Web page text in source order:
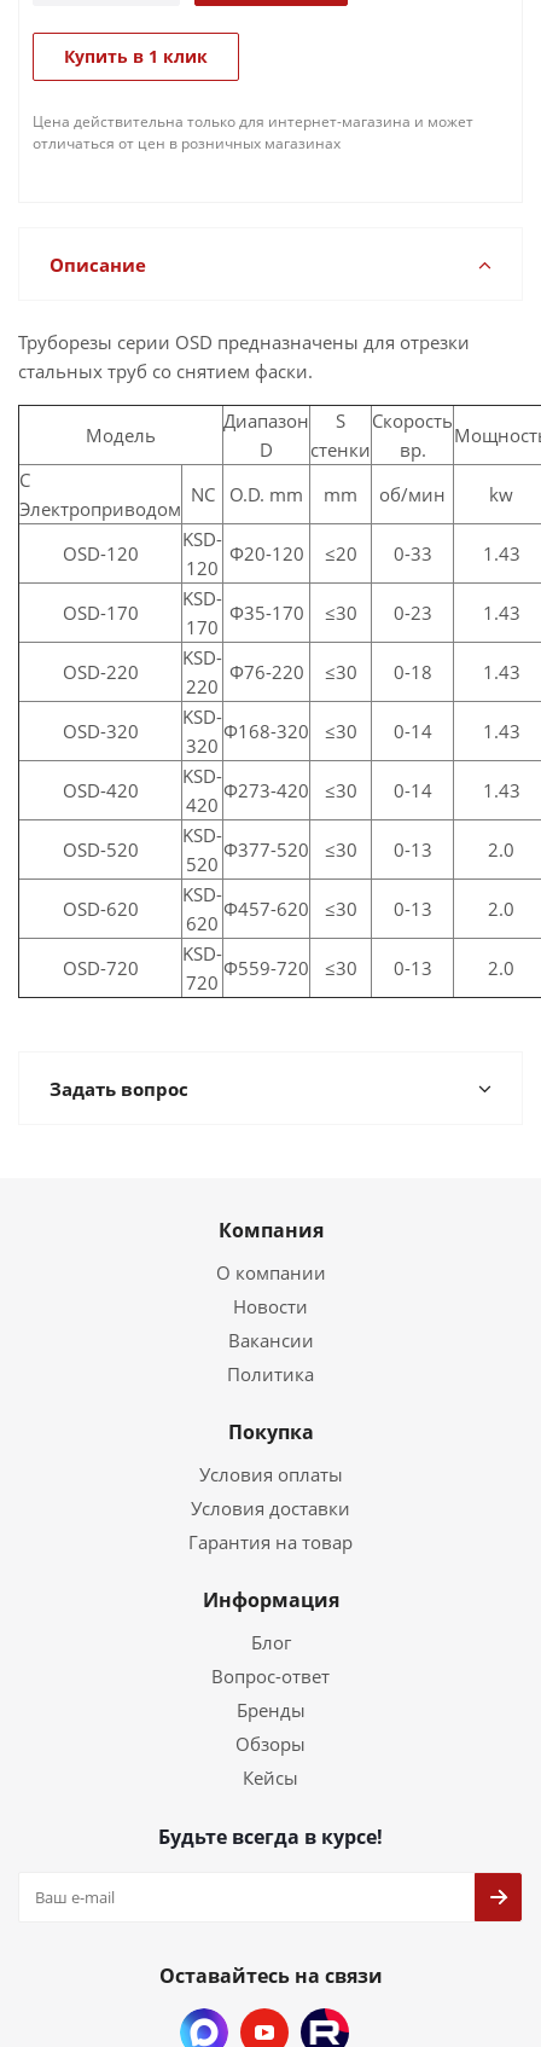
Купить в 1 клик
Цена действительна только для интернет-магазина и может
отличаться от цен в розничных магазинах
Описание
Труборезы серии OSD предназначены для отрезки
стальных труб со снятием фаски.
Модель
Диапазон
D
S
стенки
Скорость
вр.
С
Электроприводом
NC O.D. mm mm об/мин kw
OSD-120
KSD-
120
Ф20-120 ≤20 0-33 1.43
OSD-170
KSD-
170
Ф35-170 ≤30 0-23 1.43
OSD-220
KSD-
220
Ф76-220 ≤30 0-18 1.43
OSD-320
KSD-
320
Ф168-320 ≤30 0-14 1.43
OSD-420
KSD-
420
Ф273-420 ≤30 0-14 1.43
OSD-520
KSD-
520
Ф377-520 ≤30 0-13 2.0
OSD-620
KSD-
620
Ф457-620 ≤30 0-13 2.0
OSD-720
KSD-
720
Ф559-720 ≤30 0-13 2.0
Задать вопрос
Компания
О компании
Новости
Вакансии
Политика
Покупка
Условия оплаты
Условия доставки
Гарантия на товар
Информация
Блог
Вопрос-ответ
Бренды
Обзоры
Кейсы
Будьте всегда в курсе!
Оставайтесь на связи